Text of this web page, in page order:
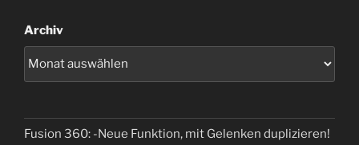
Archiv
Fusion 360: -Neue Funktion, mit Gelenken duplizieren!